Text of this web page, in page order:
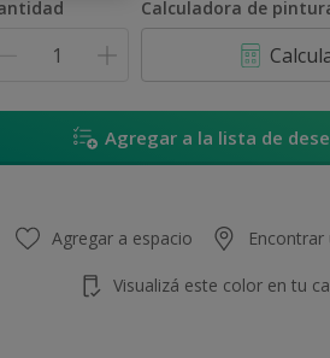
Calculadora de
Agregar a la lista de
Agregar a espacio Encontrar
Visualizá este color en tu